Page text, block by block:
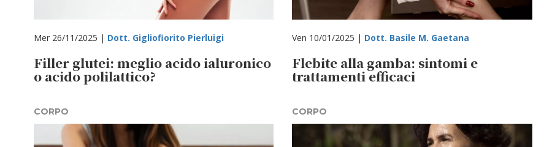
Mer 26/11/2025 | Dott. Gigliofiorito Pierluigi
Filler glutei: meglio acido ialuronico
o acido polilattico?
Ven 10/01/2025 | Dott. Basile M. Gaetana
Flebite alla gamba: sintomi e
trattamenti efficaci
CORPO CORPO